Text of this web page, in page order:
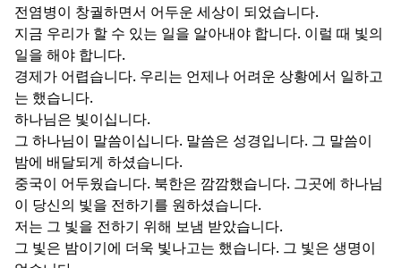
전염병이 창궐하면서 어두운 세상이 되었습니다.
지금 우리가 할 수 있는 일을 알아내야 합니다. 이럴 때 빛의
일을 해야 합니다.
경제가 어렵습니다. 우리는 언제나 어려운 상황에서 일하고
는 했습니다.
하나님은 빛이십니다.
그 하나님이 말씀이십니다. 말씀은 성경입니다. 그 말씀이
밤에 배달되게 하셨습니다.
중국이 어두웠습니다. 북한은 깜깜했습니다. 그곳에 하나님
이 당신의 빛을 전하기를 원하셨습니다.
저는 그 빛을 전하기 위해 보냄 받았습니다.
그 빛은 밤이기에 더욱 빛나고는 했습니다. 그 빛은 생명이